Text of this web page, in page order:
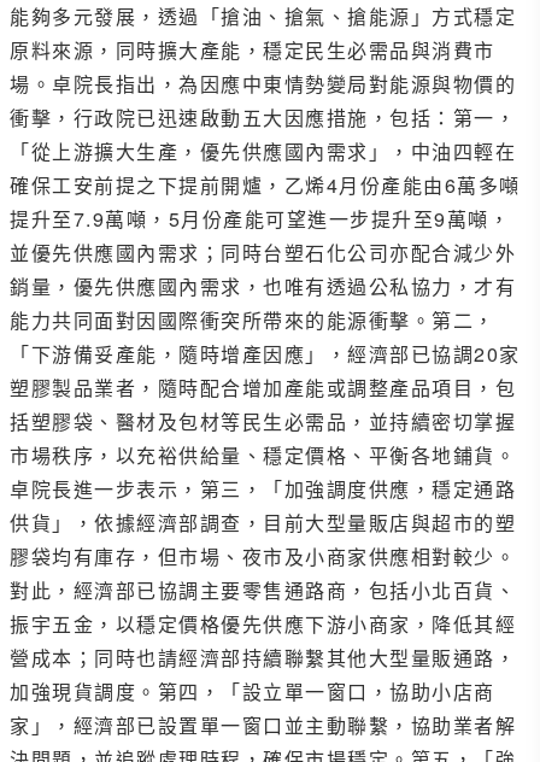
能夠多元發展，透過「搶油、搶氣、搶能源」方式穩定
原料來源，同時擴大產能，穩定民生必需品與消費市
場。卓院長指出，為因應中東情勢變局對能源與物價的
衝擊，行政院已迅速啟動五大因應措施，包括：第一，
「從上游擴大生產，優先供應國內需求」，中油四輕在
確保工安前提之下提前開爐，乙烯4月份產能由6萬多噸
提升至7.9萬噸，5月份產能可望進一步提升至9萬噸，
並優先供應國內需求；同時台塑石化公司亦配合減少外
銷量，優先供應國內需求，也唯有透過公私協力，才有
能力共同面對因國際衝突所帶來的能源衝擊。第二，
「下游備妥產能，隨時增產因應」，經濟部已協調20家
塑膠製品業者，隨時配合增加產能或調整產品項目，包
括塑膠袋、醫材及包材等民生必需品，並持續密切掌握
市場秩序，以充裕供給量、穩定價格、平衡各地鋪貨。
卓院長進一步表示，第三，「加強調度供應，穩定通路
供貨」，依據經濟部調查，目前大型量販店與超市的塑
膠袋均有庫存，但市場、夜市及小商家供應相對較少。
對此，經濟部已協調主要零售通路商，包括小北百貨、
振宇五金，以穩定價格優先供應下游小商家，降低其經
營成本；同時也請經濟部持續聯繫其他大型量販通路，
加強現貨調度。第四，「設立單一窗口，協助小店商
家」，經濟部已設置單一窗口並主動聯繫，協助業者解